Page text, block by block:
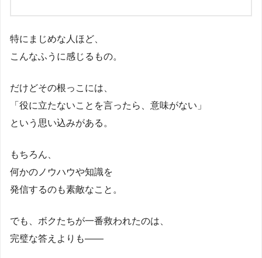
特にまじめな人ほど、
こんなふうに感じるもの。
だけどその根っこには、
「役に立たないことを言ったら、意味がない」
という思い込みがある。
もちろん、
何かのノウハウや知識を
発信するのも素敵なこと。
でも、ボクたちが一番救われたのは、
完璧な答えよりも――